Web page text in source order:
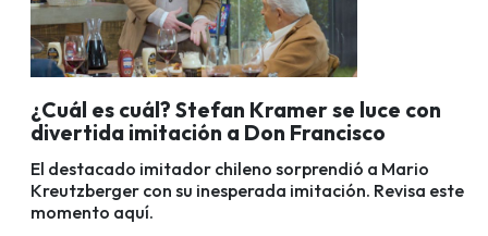
¿Cuál es cuál? Stefan Kramer se luce con
divertida imitación a Don Francisco
El destacado imitador chileno sorprendió a Mario
Kreutzberger con su inesperada imitación. Revisa este
momento aquí.